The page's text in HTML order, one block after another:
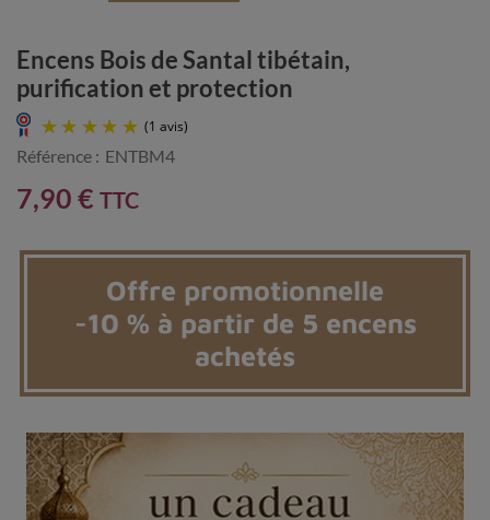
Encens Bois de Santal tibétain,
purification et protection
(1 avis)
Référence : ENTBM4
7,90 € TTC
Offre promotionnelle
-10 % à partir de 5 encens
achetés